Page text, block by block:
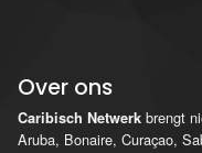
Over ons
Caribisch Netwerk brengt
Aruba, Bonaire, Curaçao,